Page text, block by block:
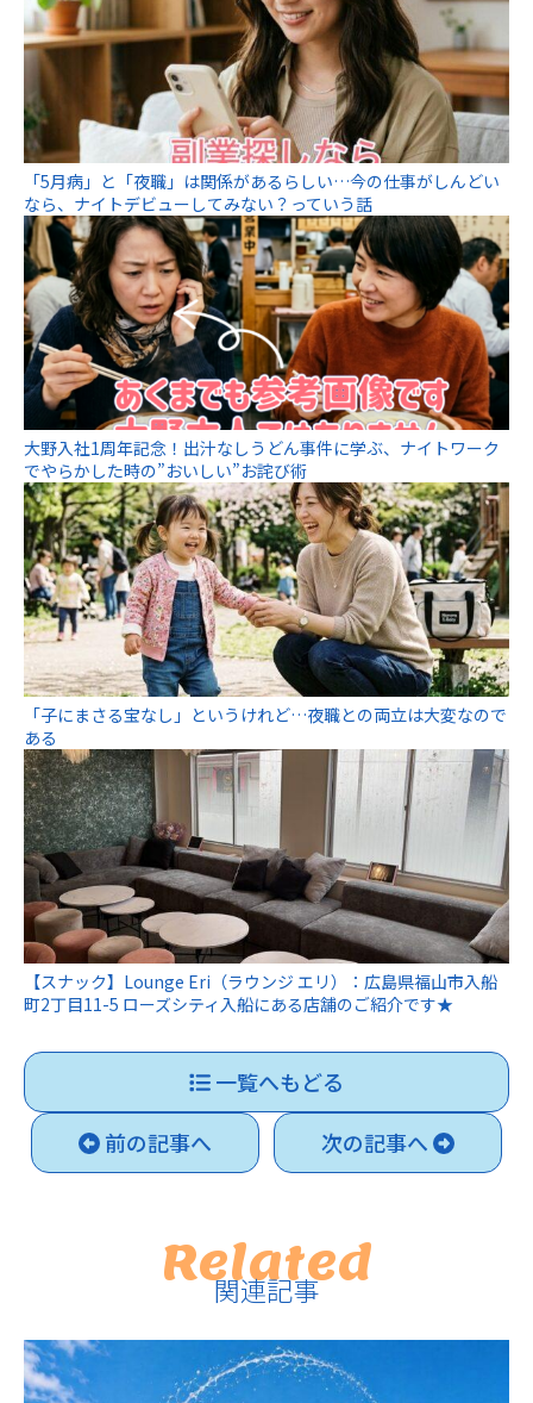
「5月病」と「夜職」は関係があるらしい…今の仕事がしんどい
なら、ナイトデビューしてみない？っていう話
大野入社1周年記念！出汁なしうどん事件に学ぶ、ナイトワーク
でやらかした時の”おいしい”お詫び術
「子にまさる宝なし」というけれど…夜職との両立は大変なので
ある
【スナック】Lounge Eri（ラウンジ エリ）：広島県福山市入船
町2丁目11-5 ローズシティ入船にある店舗のご紹介です★
一覧へもどる
前の記事へ
次の記事へ
Related
関連記事